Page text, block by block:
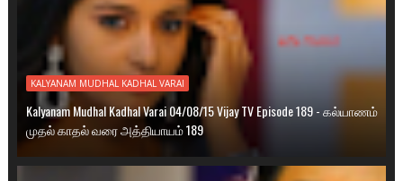
KALYANAM MUDHAL KADHAL VARAI
Kalyanam Mudhal Kadhal Varai 04/08/15 Vijay TV Episode 189 - கல்யாணம்
முதல் காதல் வரை அத்தியாயம் 189